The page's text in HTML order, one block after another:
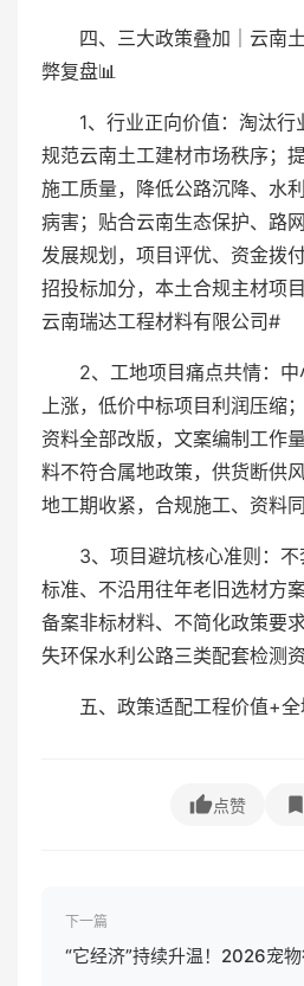
四、三大政策叠加｜云南
弊复盘📊
1、行业正向价值：淘汰行
规范云南土工建材市场秩序；
施工质量，降低公路沉降、水
病害；贴合云南生态保护、路
发展规划，项目评优、资金拨
招投标加分，本土合规主材项
云南瑞达工程材料有限公司#
2、工地项目痛点共情：
上涨，低价中标项目利润压缩
资料全部改版，文案编制工作
料不符合属地政策，供货断供
地工期收紧，合规施工、资料
3、项目避坑核心准则：
标准、不沿用往年老旧选材方
备案非标材料、不简化政策要
失环保水利公路三类配套检测资
五、政策适配工程价值+
点赞
下一篇
“它经济”持续升温！2026宠